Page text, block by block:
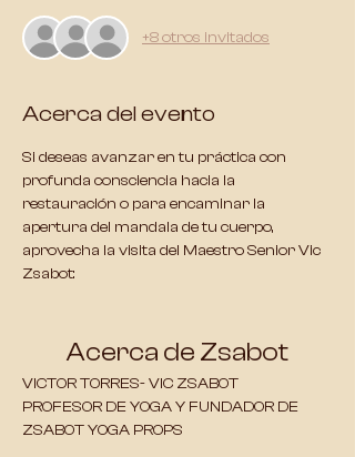
+8 otros invitados
Acerca del evento
Si deseas avanzar en tu práctica con
profunda consciencia hacia la
restauración o para encaminar la
apertura del mandala de tu cuerpo,
aprovecha la visita del Maestro Senior Vic
Zsabot:
Acerca de Zsabot
VICTOR TORRES- VIC ZSABOT
PROFESOR DE YOGA Y FUNDADOR DE
ZSABOT YOGA PROPS